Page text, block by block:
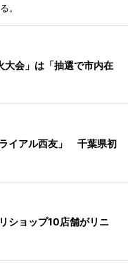
。
会」は「抽選で市内在
イアル西友」 千葉県初
ショップ10店舗がリニ